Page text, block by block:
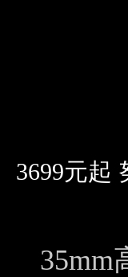
3699元起
35mm